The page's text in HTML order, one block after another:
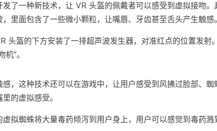
了一种新技术，让 VR 头盔的佩戴者可以感受到虚拟接吻。
里面包含了一些微小颗粒，让嘴唇、牙齿甚至舌头产生触感。
头盔的下方安装了一排超声波发生器，对准红点的位置发射
”。
感，这种技术还可以在游戏中，让用户感受到风拂过脸部、蜘
的虚拟感受。
拟蜘蛛将大量毒药倾泻到用户身上，用户可以感觉到毒药溅